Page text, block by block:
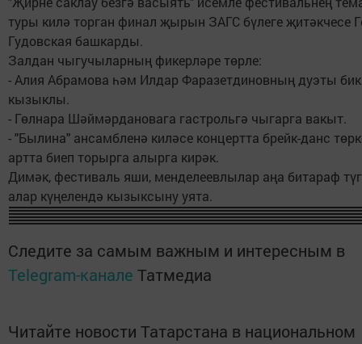
туры килә торган финал җырын ЗАГС бүлеге җитәкчесе
Гудовская башкарды.
Залдан чыгучыларның фикерләре төрле:
- Алия Абрамова һәм Илдар Фаразетдиновның дуэты бик
кызыклы.
- Гөлнара Шәймәрдановага гастрольгә чыгарга вакыт.
- "Былина" ансамбленә киләсе концертта брейк-данс
артта биеп торырга алырга кирәк.
Димәк, фестиваль яши, менделеевлылар аңа битараф
алар күңелендә кызыксыну уята.
Следите за самым важным и интересным в
Telegram-канале Татмедиа
Читайте новости Татарстана в национальном